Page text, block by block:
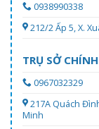
0938990338
212/2 Ấp 5, X.
TRỤ SỞ CHÍNH
0967032329
217A Quách
Minh